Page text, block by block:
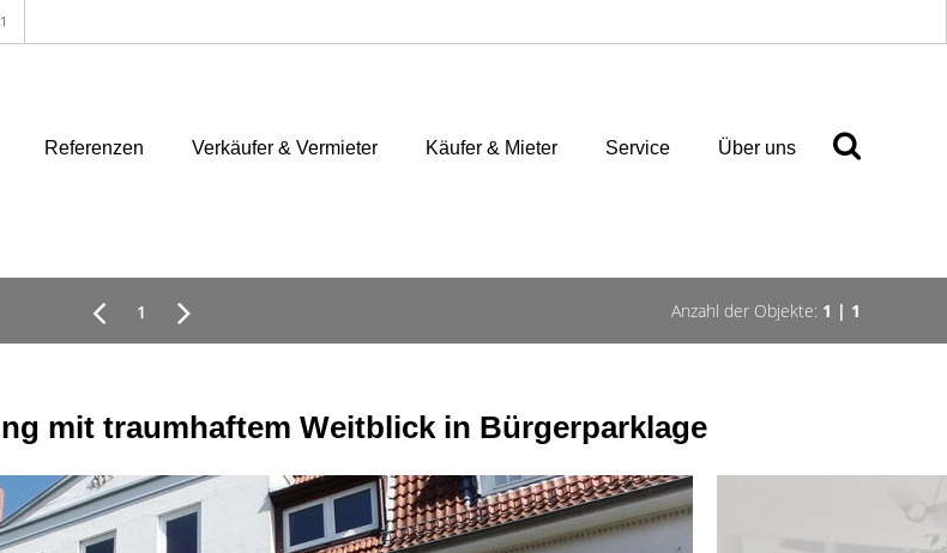
Referenzen Verkäufer & Vermieter Käufer & Mieter Service Über uns
1 Anzahl der Objekte: 1 | 1
mit traumhaftem Weitblick in Bürgerparklage